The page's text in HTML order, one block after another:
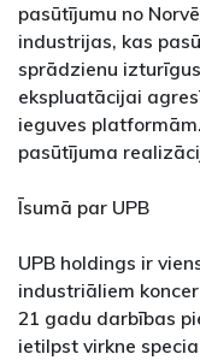
pasūtījumu no
industrijas, kas
sprādzienu
ekspluatācijai
ieguves
pasūtījuma
Īsumā par UPB
UPB holdings ir
industriāliem
21 gadu darbības
ietilpst virkne